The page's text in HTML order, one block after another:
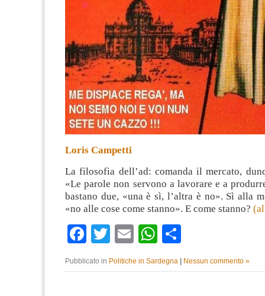
Loris Campetti
La filosofia dell’ad: comanda il mercato,
«Le parole non servono a lavorare e a
bastano due, «una è sì, l’altra è no». Sì alla
«no alle cose come stanno». E come stanno?
Facebook
TwitterEmailWhatsApp
Pubblicato in Politiche in Sardegna Nessun commento »